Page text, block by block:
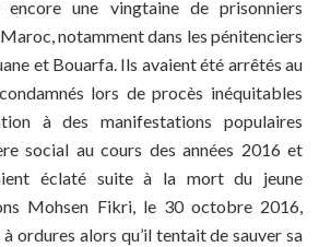
une vingtaine de prisonniers
notamment dans les pénitenciers
et Bouarfa. Ils avaient été arrêtés au
lors de procès inéquitables
à des manifestations populaires
social au cours des années 2016 et
éclaté suite à la mort du jeune
Mohsen Fikri, le 30 octobre 2016,
ordures alors qu’il tentait de sauver sa